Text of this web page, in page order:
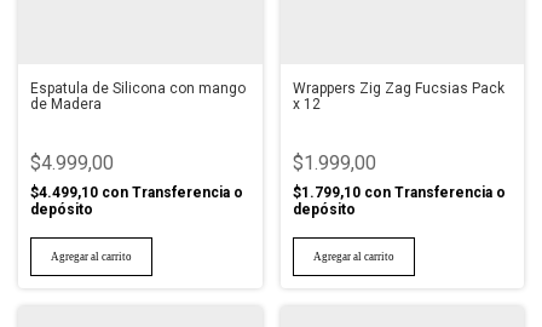
Espatula de Silicona con mango
de Madera
$4.999,00
$4.499,10 con Transferencia o
depósito
Wrappers Zig Zag Fucsias Pack
x 12
$1.999,00
$1.799,10 con Transferencia o
depósito